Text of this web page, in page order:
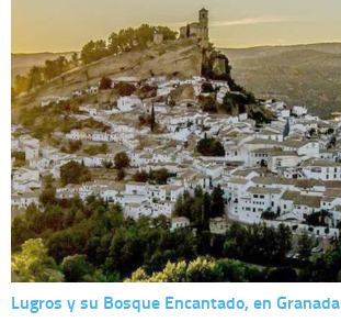
Lugros y su Bosque Encantado, en Granada